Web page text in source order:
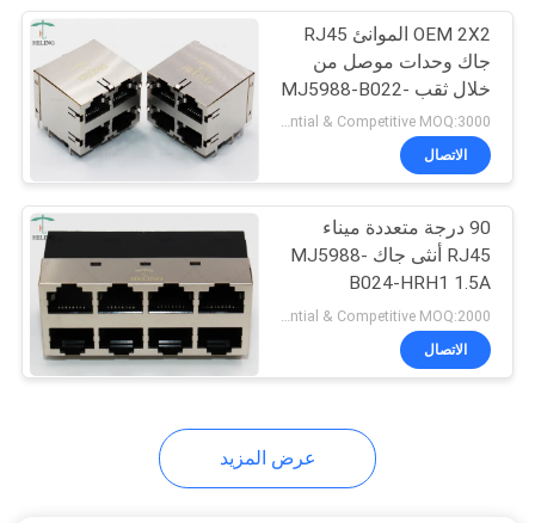
زاوية الحق موصل
RJ45
27
OEM 2X2 الموانئ RJ45
جاك وحدات موصل من
خلال ثقب MJ5988-B022-
RS
Preferential & Competitive MOQ:3000
الاتصال
90 درجة متعددة ميناء
RJ45 أنثى جاك MJ5988-
B024-HRH1 1.5A
125VAC
Preferential & Competitive MOQ:2000
الاتصال
عرض المزيد